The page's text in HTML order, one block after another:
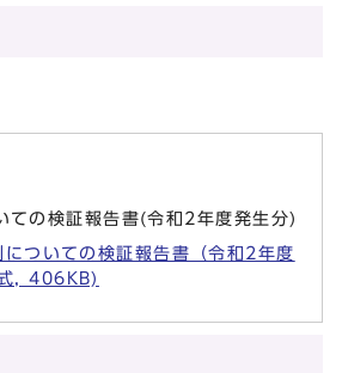
ての検証報告書(令和2年度発生分)
についての検証報告書（令和2年度
, 406KB)